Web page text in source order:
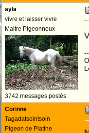
ayla
vivre et laisser vivre
Maitre Pigeonneux
3742 messages postés
Corinne
Tagadatsointsoin
Pigeon de Platine